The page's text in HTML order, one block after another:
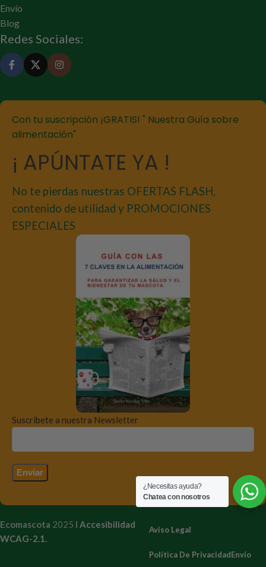
Envío
Blog
Redes Sociales:
Con tu suscripción ¡GRATIS! " Nuestra Guía sobre
alimentación"
¡ APÚNTATE YA !
No te pierdas nuestras OFERTAS FLASH,
contenido de utilidad y PROMOCIONES
ESPECIALES
Suscríbete a nuestra Newsletter
Ecomascota 2025 I Accesibilidad
WCAG-2.1.
Aviso Legal
Política De PrivacidadEnvío
¿Necesitas ayuda?
Chatea con nosotros